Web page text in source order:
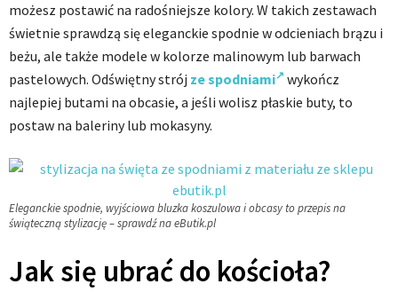
możesz postawić na radośniejsze kolory. W takich zestawach
świetnie sprawdzą się eleganckie spodnie w odcieniach brązu i
beżu, ale także modele w kolorze malinowym lub barwach
pastelowych. Odświętny strój ze spodniami
wykończ
najlepiej butami na obcasie, a jeśli wolisz płaskie buty, to
postaw na baleriny lub mokasyny.
Eleganckie spodnie, wyjściowa bluzka koszulowa i obcasy to przepis na
świąteczną stylizację – sprawdź na eButik.pl
Jak się ubrać do kościoła?